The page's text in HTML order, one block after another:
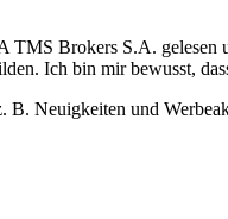
Brokers S.A. gelesen
Ich bin mir bewusst,
und